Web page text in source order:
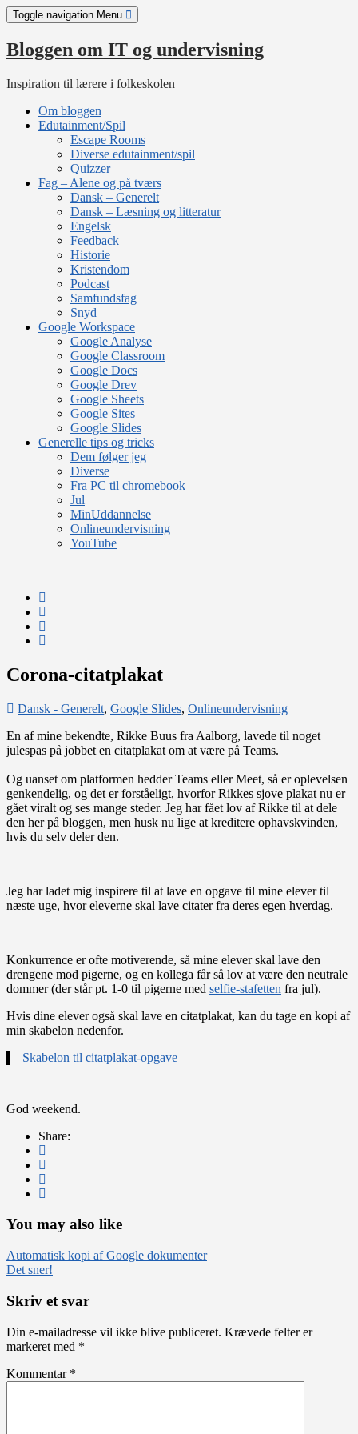
Skip
to
content
Toggle navigation Menu
Bloggen om IT og undervisning
Inspiration til lærere i folkeskolen
Om bloggen
Edutainment/Spil
Escape Rooms
Diverse edutainment/spil
Quizzer
Fag – Alene og på tværs
Dansk – Generelt
Dansk – Læsning og litteratur
Engelsk
Feedback
Historie
Kristendom
Podcast
Samfundsfag
Snyd
Google Workspace
Google Analyse
Google Classroom
Google Docs
Google Drev
Google Sheets
Google Sites
Google Slides
Generelle tips og tricks
Dem følger jeg
Diverse
Fra PC til chromebook
Jul
MinUddannelse
Onlineundervisning
YouTube
Corona-citatplakat
Dansk - Generelt, Google Slides, Onlineundervisning
En af mine bekendte, Rikke Buus fra Aalborg, lavede til noget
julespas på jobbet en citatplakat om at være på Teams.
Og uanset om platformen hedder Teams eller Meet, så er oplevelsen
genkendelig, og det er forståeligt, hvorfor Rikkes sjove plakat nu er
gået viralt og ses mange steder. Jeg har fået lov af Rikke til at dele
den her på bloggen, men husk nu lige at kreditere ophavskvinden,
hvis du selv deler den.
Jeg har ladet mig inspirere til at lave en opgave til mine elever til
næste uge, hvor eleverne skal lave citater fra deres egen hverdag.
Konkurrence er ofte motiverende, så mine elever skal lave den
drengene mod pigerne, og en kollega får så lov at være den neutrale
dommer (der står pt. 1-0 til pigerne med selfie-stafetten fra jul).
Hvis dine elever også skal lave en citatplakat, kan du tage en kopi af
min skabelon nedenfor.
Skabelon til citatplakat-opgave
God weekend.
Share:
You may also like
Indlægsnavigation
Automatisk kopi af Google dokumenter
Det sner!
Skriv et svar
Din e-mailadresse vil ikke blive publiceret. Krævede felter er
markeret med *
Kommentar *